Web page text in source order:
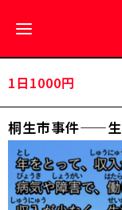
1日1000円
桐生市事件——生